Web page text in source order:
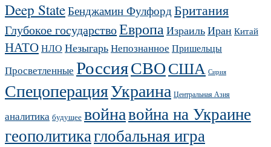
Deep StateБенджамин ФулфордБритания
Глубокое государствоЕвропаИзраильИран Китай
НАТОНЛО НезыгарьНепознанное Пришельцы
Просветленные РоссияСВОСША Сирия
СпецоперацияУкраина Центральная Азия
аналитика будущее войнавойна на Украине
геополитикаглобальная игра